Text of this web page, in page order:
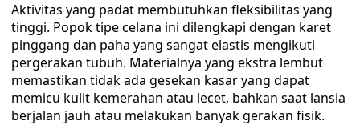
Aktivitas yang padat membutuhkan fleksibilitas yang
tinggi. Popok tipe celana ini dilengkapi dengan karet
pinggang dan paha yang sangat elastis mengikuti
pergerakan tubuh. Materialnya yang ekstra lembut
memastikan tidak ada gesekan kasar yang dapat
memicu kulit kemerahan atau lecet, bahkan saat lansia
berjalan jauh atau melakukan banyak gerakan fisik.